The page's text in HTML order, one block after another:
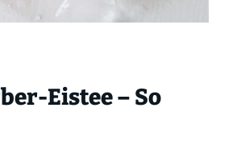
Eistee – So